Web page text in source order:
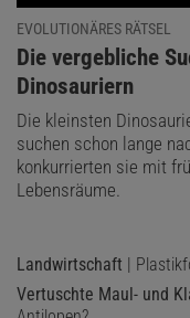
EVOLUTIONÄRES RÄTSEL
:
Die vergebliche
Dinosauriern
Die kleinsten
suchen schon lange
konkurrierten sie mit
Lebensräume.
Landwirtschaft |
Vertuschte Maul- und